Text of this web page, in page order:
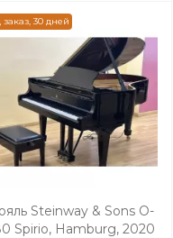
заказ, 30 дней
Steinway & Sons O-
Spirio, Hamburg, 2020